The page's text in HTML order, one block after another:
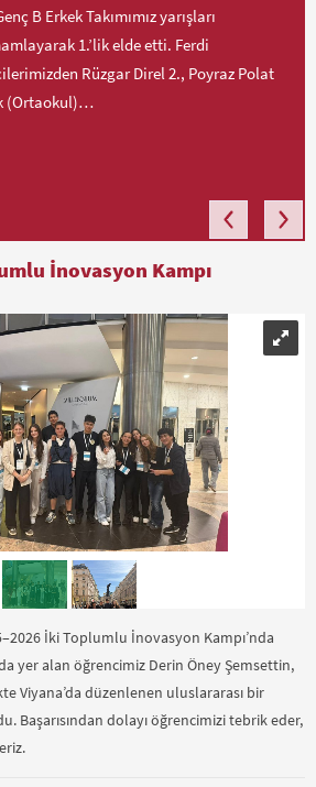
B Erkek Takımımız yarışları
1.’lik elde etti. Ferdi
Rüzgar Direl 2., Poyraz Polat
(Ortaokul)…
İnovasyon Kampı
İki Toplumlu İnovasyon Kampı’nda
yer alan öğrencimiz Derin Öney Şemsettin,
Viyana’da düzenlenen uluslararası bir
Başarısından dolayı öğrencimizi tebrik eder,